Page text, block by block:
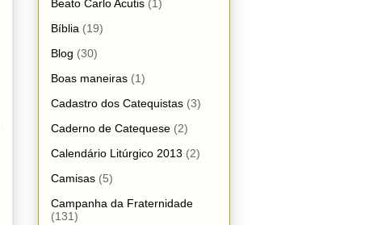
Beato Carlo Acutis (1)
Bíblia (19)
Blog (30)
Boas maneiras (1)
Cadastro dos Catequistas (3)
Caderno de Catequese (2)
Calendário Litúrgico 2013 (2)
Camisas (5)
Campanha da Fraternidade
(131)